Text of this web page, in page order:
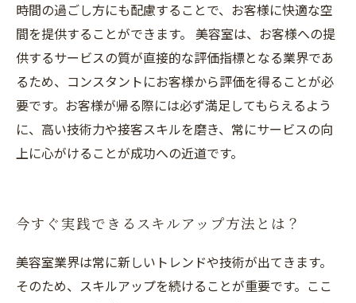
時間の過ごし方にも配慮することで、お客様に快適な空
間を提供することができます。 美容室は、お客様への提
供するサービスの質が直接的な評価指標となる業界であ
るため、コンスタントにお客様から評価を得ることが必
要です。お客様が帰る際には必ず満足してもらえるよう
に、高い技術力や接客スキルを磨き、常にサービスの向
上に心がけることが成功への近道です。
今すぐ実践できるスキルアップ方法とは？
美容室業界は常に新しいトレンドや技術が出てきます。
そのため、スキルアップを続けることが重要です。ここ